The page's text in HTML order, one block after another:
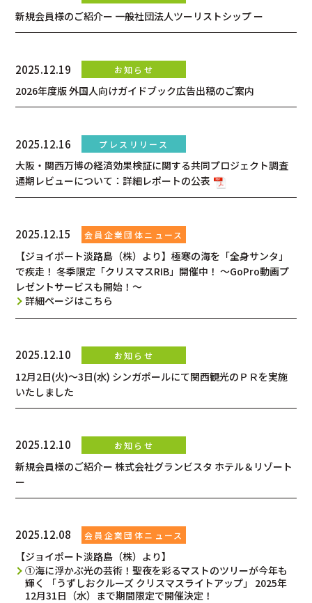
新規会員様のご紹介ー 一般社団法人ツーリストシップ ー
2025.12.19
2026年度版 外国人向けガイドブック広告出稿のご案内
2025.12.16
大阪・関西万博の経済効果検証に関する共同プロジェクト調査
通期レビューについて：詳細レポートの公表
2025.12.15
【ジョイポート淡路島（株）より】極寒の海を「全身サンタ」
で疾走！ 冬季限定「クリスマスRIB」開催中！ ～GoPro動画プ
レゼントサービスも開始！～
詳細ページはこちら
2025.12.10
12月2日(火)～3日(水) シンガポールにて関西観光のＰＲを実施
いたしました
2025.12.10
新規会員様のご紹介ー 株式会社グランビスタ ホテル＆リゾート
ー
2025.12.08
【ジョイポート淡路島（株）より】
①海に浮かぶ光の芸術！聖夜を彩るマストのツリーが今年も
輝く 「うずしおクルーズ クリスマスライトアップ」 2025年
12月31日（水）まで期間限定で開催決定！